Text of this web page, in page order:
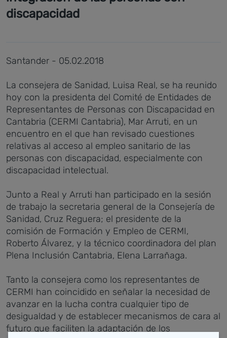
discapacidad
Santander - 05.02.2018
La consejera de Sanidad, Luisa Real, se ha reunido
hoy con la presidenta del Comité de Entidades de
Representantes de Personas con Discapacidad en
Cantabria (CERMI Cantabria), Mar Arruti, en un
encuentro en el que han revisado cuestiones
relativas al acceso al empleo sanitario de las
personas con discapacidad, especialmente con
discapacidad intelectual.
Junto a Real y Arruti han participado en la sesión
de trabajo la secretaria general de la Consejería de
Sanidad, Cruz Reguera; el presidente de la
comisión de Formación y Empleo de CERMI,
Roberto Álvarez, y la técnico coordinadora del plan
Plena Inclusión Cantabria, Elena Larrañaga.
Tanto la consejera como los representantes de
CERMI han coincidido en señalar la necesidad de
avanzar en la lucha contra cualquier tipo de
desigualdad y de establecer mecanismos de cara al
futuro que faciliten la adaptación de los